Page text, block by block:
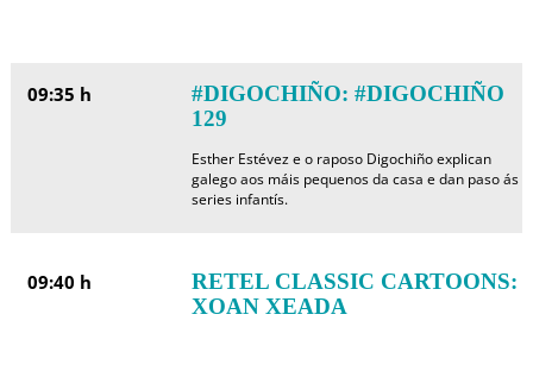
09:35 h
#DIGOCHIÑO: #DIGOCHIÑO
129
Esther Estévez e o raposo Digochiño explican
galego aos máis pequenos da casa e dan paso ás
series infantís.
09:40 h
RETEL CLASSIC CARTOONS:
XOAN XEADA